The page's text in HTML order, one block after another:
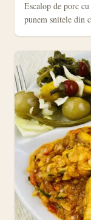
Escalop de porc
punem snitele din